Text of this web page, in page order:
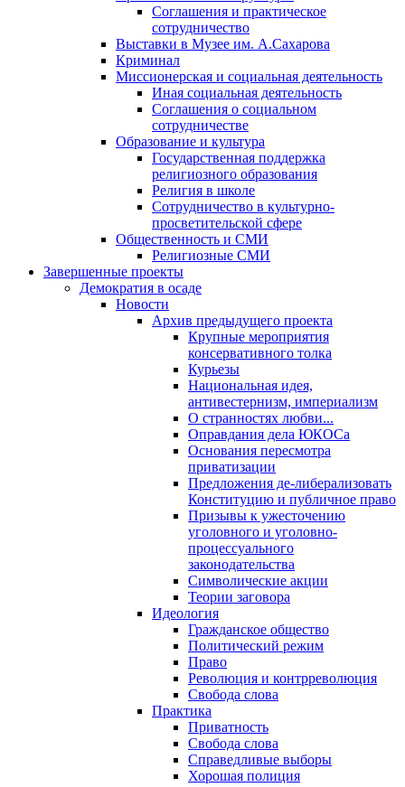
Соглашения и практическое
сотрудничество
Выставки в Музее им. А.Сахарова
Криминал
Миссионерская и социальная деятельность
Иная социальная деятельность
Соглашения о социальном
сотрудничестве
Образование и культура
Государственная поддержка
религиозного образования
Религия в школе
Сотрудничество в культурно-
просветительской сфере
Общественность и СМИ
Религиозные СМИ
Завершенные проекты
Демократия в осаде
Новости
Архив предыдущего проекта
Крупные мероприятия
консервативного толка
Курьезы
Национальная идея,
антивестернизм, империализм
О странностях любви...
Оправдания дела ЮКОСа
Основания пересмотра
приватизации
Предложения де-либерализовать
Конституцию и публичное право
Призывы к ужесточению
уголовного и уголовно-
процессуального
законодательства
Символические акции
Теории заговора
Идеология
Гражданское общество
Политический режим
Право
Революция и контрреволюция
Свобода слова
Практика
Приватность
Свобода слова
Справедливые выборы
Хорошая полиция